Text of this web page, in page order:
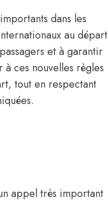
dans les
au départ
et à garantir
ces nouvelles règles
tout en respectant
appel très important